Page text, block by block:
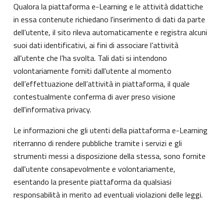
Qualora la piattaforma e-Learning e le attività didattiche
in essa contenute richiedano l'inserimento di dati da parte
dell’utente, il sito rileva automaticamente e registra alcuni
suoi dati identificativi, ai fini di associare l’attività
all'utente che l’ha svolta. Tali dati si intendono
volontariamente forniti dall'utente al momento
dell’effettuazione dell’attività in piattaforma, il quale
contestualmente conferma di aver preso visione
dell'informativa privacy.
Le informazioni che gli utenti della piattaforma e-Learning
riterranno di rendere pubbliche tramite i servizi e gli
strumenti messi a disposizione della stessa, sono fornite
dall'utente consapevolmente e volontariamente,
esentando la presente piattaforma da qualsiasi
responsabilità in merito ad eventuali violazioni delle leggi.